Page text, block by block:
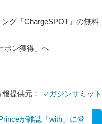
グ「ChargeSPOT」の無料
ポン獲得」へ
報提供元： マガジンサミット
が雑誌「with」に登